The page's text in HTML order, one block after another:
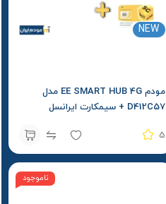
NEW
مودم EE SMART HUB 4G مدل
D412C57 + سیمکارت ایرانسل
5
ناموجود